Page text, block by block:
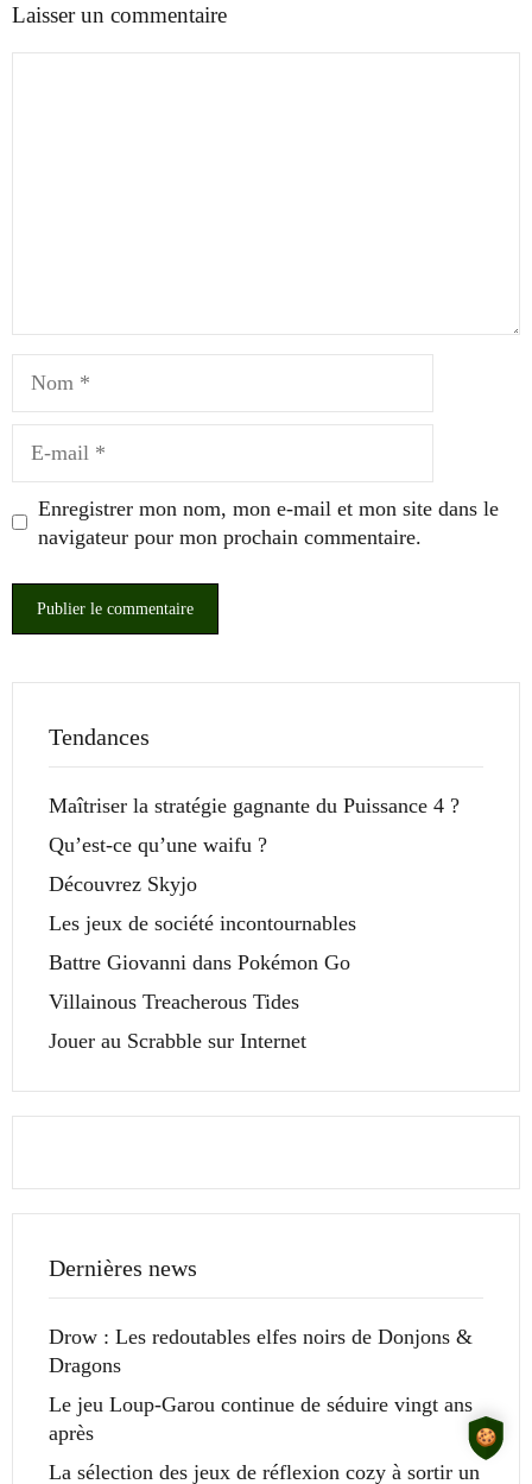
Laisser un commentaire
mail
Enregistrer mon nom, mon e-mail et mon site dans le
navigateur pour mon prochain commentaire.
Tendances
Maîtriser la stratégie gagnante du Puissance 4 ?
Qu’est-ce qu’une waifu ?
Découvrez Skyjo
Les jeux de société incontournables
Battre Giovanni dans Pokémon Go
Villainous Treacherous Tides
Jouer au Scrabble sur Internet
Dernières news
Drow : Les redoutables elfes noirs de Donjons &
Dragons
Le jeu Loup-Garou continue de séduire vingt ans
après
La sélection des jeux de réflexion cozy à sortir un